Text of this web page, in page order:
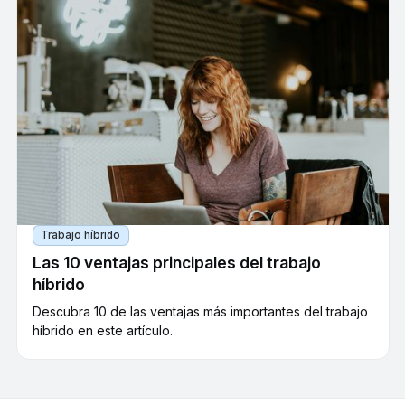
Trabajo híbrido
Las 10 ventajas principales del trabajo
híbrido
Descubra 10 de las ventajas más importantes del trabajo
híbrido en este artículo.